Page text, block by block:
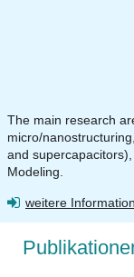
The main research
micro/
and
Modeling.
weitere